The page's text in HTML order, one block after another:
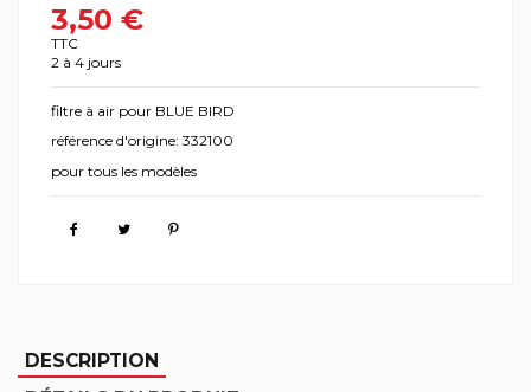
3,50 €
TTC
2 à 4 jours
filtre à air pour BLUE BIRD
référence d'origine: 332100
pour tous les modèles
DESCRIPTION